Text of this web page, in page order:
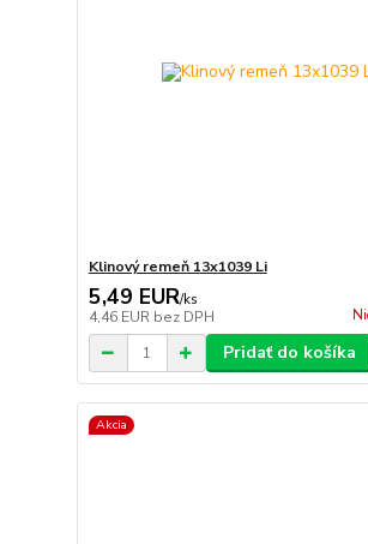
Klinový remeň 13x1039 Li
5,49 EUR/ks
4,46 EUR bez DPH
Pridať do košíka
Akcia